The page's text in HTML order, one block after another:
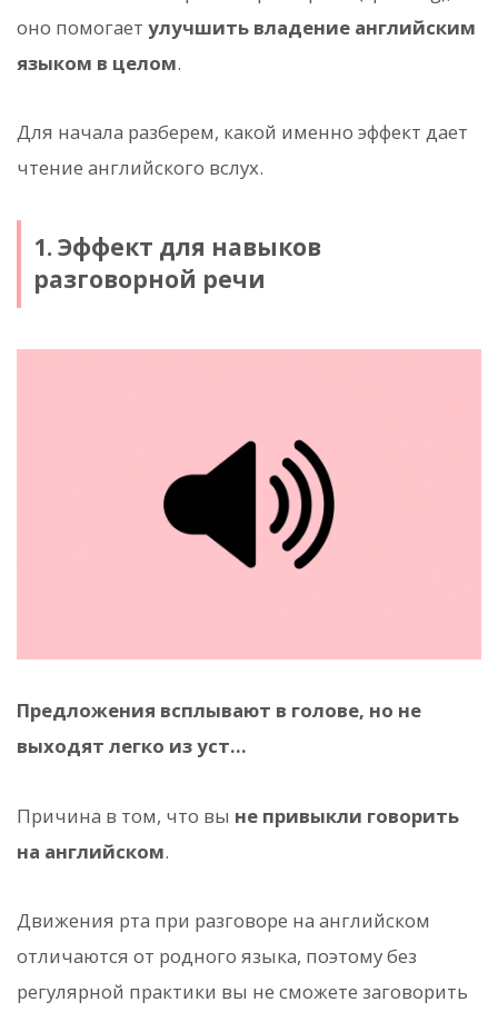
оно помогает улучшить владение английским
языком в целом.
Для начала разберем, какой именно эффект дает
чтение английского вслух.
1. Эффект для навыков
разговорной речи
Предложения всплывают в голове, но не
выходят легко из уст...
Причина в том, что вы не привыкли говорить
на английском.
Движения рта при разговоре на английском
отличаются от родного языка, поэтому без
регулярной практики вы не сможете заговорить